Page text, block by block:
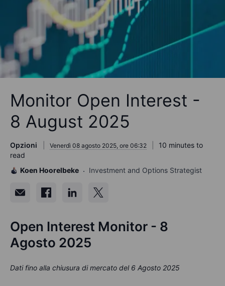
Monitor Open Interest -
8 August 2025
Opzioni Venerdì 08 agosto 2025, ore 06:32
10 minutes to
read
Koen Hoorelbeke
Investment and Options Strategist
Open Interest Monitor - 8
Agosto 2025
Dati fino alla chiusura di mercato del 6 Agosto 2025